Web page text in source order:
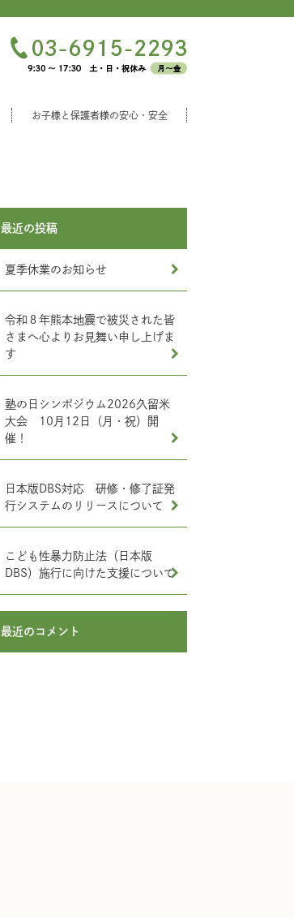
お子様と保護者様の安心・安全
最近の投稿
夏季休業のお知らせ
令和８年熊本地震で被災された皆
さまへ心よりお見舞い申し上げま
す
塾の日シンポジウム2026久留米
大会 10月12日（月・祝）開
催！
日本版DBS対応 研修・修了証発
行システムのリリースについて
こども性暴力防止法（日本版
DBS）施行に向けた支援について
最近のコメント